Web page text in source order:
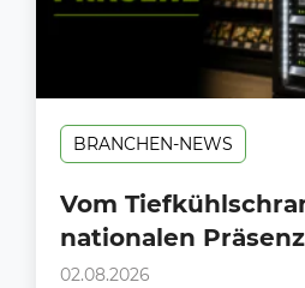
BRANCHEN-NEWS
Vom
nationalen
PrepMyMeal den
02.08.2026